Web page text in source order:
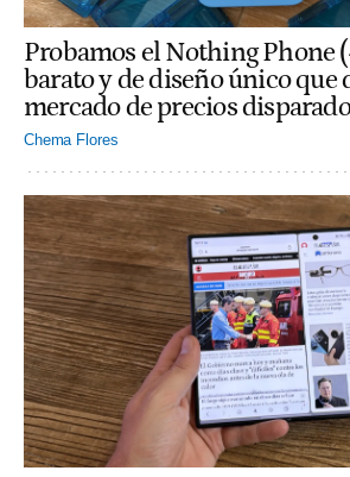
Probamos el Nothing Phone
barato y de diseño único que
mercado de precios
Chema Flores